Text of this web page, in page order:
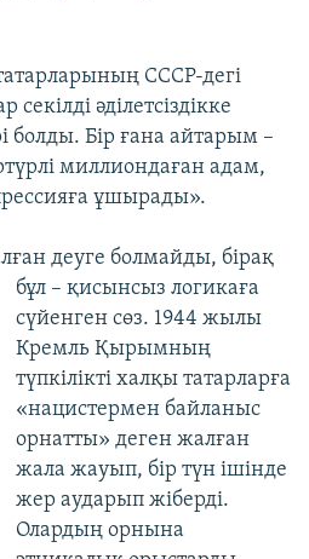
СССР-дегі
әділетсіздікке
болды. Бір ғана айтарым –
миллиондаған адам,
ұшырады».
деуге болмайды, бірақ
бұл – қисынсыз логикаға
сүйенген сөз. 1944 жылы
Кремль Қырымның
түпкілікті халқы татарларға
«нацистермен байланыс
орнатты» деген жалған
жала жауып, бір түн ішінде
жер аударып жіберді.
Олардың орнына